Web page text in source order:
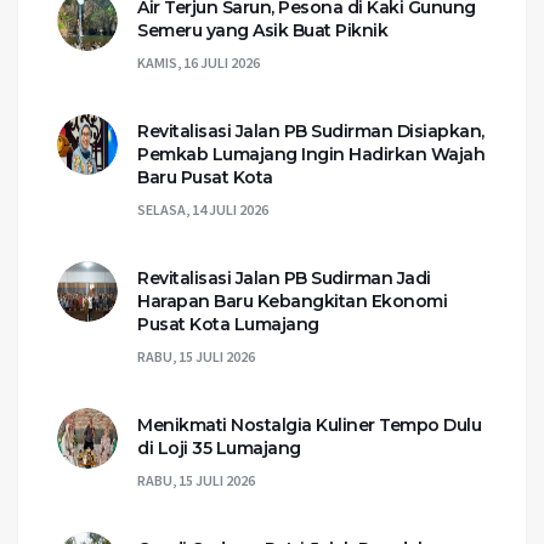
Air Terjun Sarun, Pesona di Kaki Gunung
Semeru yang Asik Buat Piknik
KAMIS, 16 JULI 2026
Revitalisasi Jalan PB Sudirman Disiapkan,
Pemkab Lumajang Ingin Hadirkan Wajah
Baru Pusat Kota
SELASA, 14 JULI 2026
Revitalisasi Jalan PB Sudirman Jadi
Harapan Baru Kebangkitan Ekonomi
Pusat Kota Lumajang
RABU, 15 JULI 2026
Menikmati Nostalgia Kuliner Tempo Dulu
di Loji 35 Lumajang
RABU, 15 JULI 2026